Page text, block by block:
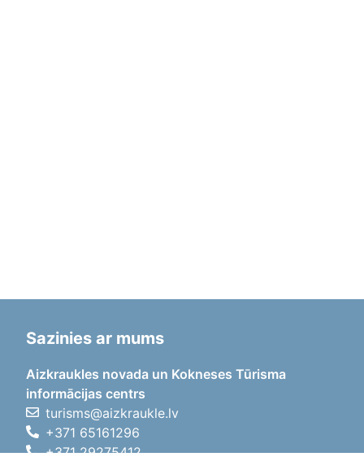
Sazinies ar mums
Aizkraukles novada un Kokneses Tūrisma
informācijas centrs
turisms@aizkraukle.lv
+371 65161296
+371 29275412